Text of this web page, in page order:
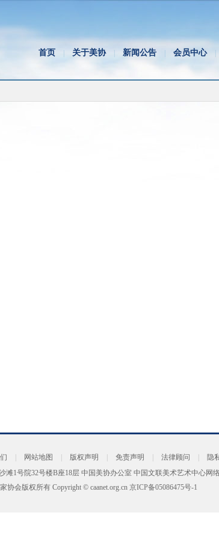
首页 关于美协 新闻公告 会员中心
网站地图 版权声明 免责声明 法律顾问
隐
滩1号院32号楼B座18层 中国美协办公室 中国文联美术艺术中心网
协会版权所有 Copyright © caanet.org.cn 京ICP备05086475号-1